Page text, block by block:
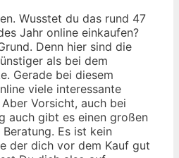
Wusstet du das rund 47
Jahr online einkaufen?
Denn hier sind die
als bei dem
Gerade bei diesem
viele interessante
Vorsicht, auch bei
auch gibt es einen großen
Es ist kein
der dich vor dem Kauf gut